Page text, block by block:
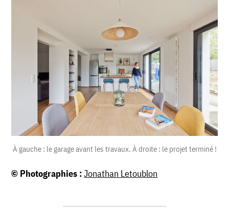
À gauche : le garage avant les travaux. À droite : le projet terminé !
© Photographies :Jonathan Letoublon